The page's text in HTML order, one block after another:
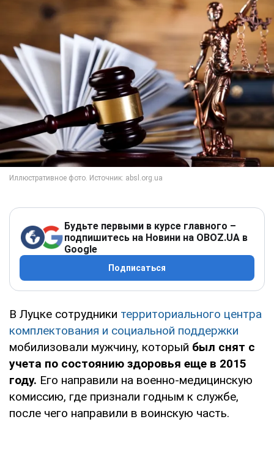
Будьте первыми в курсе главного –
подпишитесь на Новини на OBOZ.UA в
Google
Подписаться
В Луцке сотрудники территориального центра
комплектования и социальной поддержки
мобилизовали мужчину, который был снят с
учета по состоянию здоровья еще в 2015
году. Его направили на военно-медицинскую
комиссию, где признали годным к службе,
после чего направили в воинскую часть.